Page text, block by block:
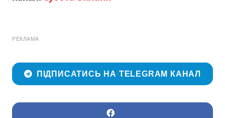
РЕКЛАМА
ПІДПИСАТИСЬ НА TELEGRAM КАНАЛ